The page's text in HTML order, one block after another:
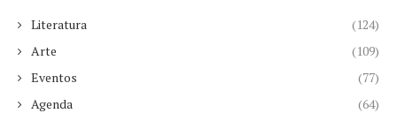
Literatura
(124)
Arte
(109)
Eventos
(77)
Agenda
(64)